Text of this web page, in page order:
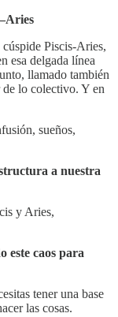
Piscis-Aries,
esa delgada línea
llamado también
de lo colectivo. Y en
sueños,
a nuestra
y Aries,
este caos para
tener una base
las cosas.